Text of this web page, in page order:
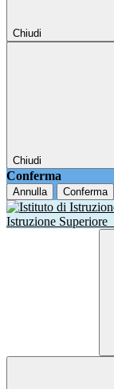
Chiudi
Chiudi
Conferma
Annulla Conferma
Istruzione Superiore